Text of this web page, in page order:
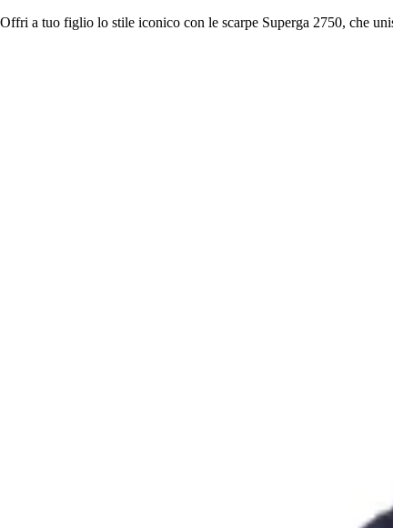
Offri a tuo figlio lo stile iconico con le scarpe Superga 2750, che